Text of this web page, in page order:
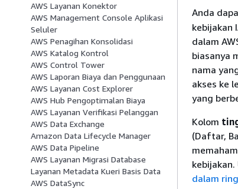
AWS Layanan Konektor
AWS Management Console Aplikasi
Seluler
AWS Penagihan Konsolidasi
AWS Katalog Kontrol
AWS Control Tower
AWS Laporan Biaya dan Penggunaan
AWS Layanan Cost Explorer
AWS Hub Pengoptimalan Biaya
AWS Layanan Verifikasi Pelanggan
AWS Data Exchange
Amazon Data Lifecycle Manager
AWS Data Pipeline
AWS Layanan Migrasi Database
Layanan Metadata Kueri Basis Data
AWS DataSync
Anda
kebijakan
dalam
biasanya
nama
akses ke
yang
Kolom
(Daftar,
dalam